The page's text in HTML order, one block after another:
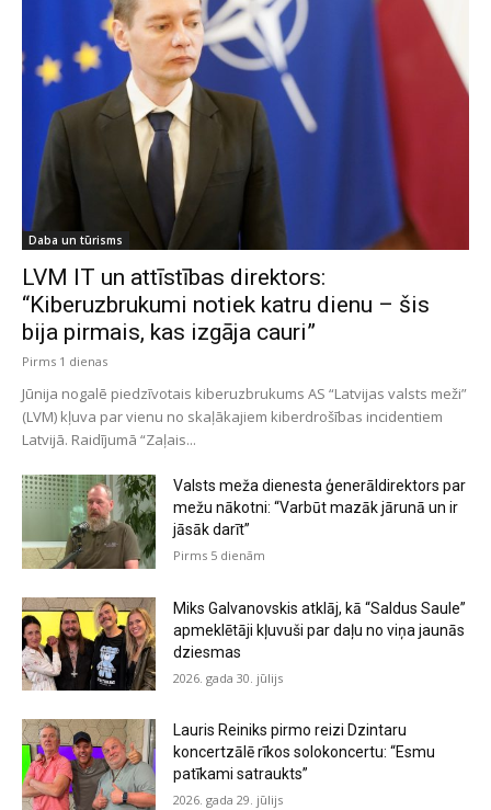
Daba un tūrisms
LVM IT un attīstības direktors:
“Kiberuzbrukumi notiek katru dienu – šis
bija pirmais, kas izgāja cauri”
Pirms 1 dienas
Jūnija nogalē piedzīvotais kiberuzbrukums AS “Latvijas valsts meži”
(LVM) kļuva par vienu no skaļākajiem kiberdrošības incidentiem
Latvijā. Raidījumā “Zaļais...
Valsts meža dienesta ģenerāldirektors par
mežu nākotni: “Varbūt mazāk jārunā un ir
jāsāk darīt”
Pirms 5 dienām
Miks Galvanovskis atklāj, kā “Saldus Saule”
apmeklētāji kļuvuši par daļu no viņa jaunās
dziesmas
2026. gada 30. jūlijs
Lauris Reiniks pirmo reizi Dzintaru
koncertzālē rīkos solokoncertu: “Esmu
patīkami satraukts”
2026. gada 29. jūlijs